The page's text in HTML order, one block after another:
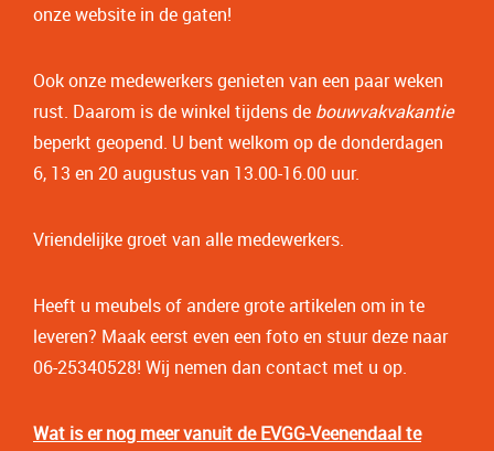
onze website in de gaten!
Ook onze medewerkers genieten van een paar weken
rust. Daarom is de winkel tijdens de bouwvakvakantie
beperkt geopend. U bent welkom op de donderdagen
6, 13 en 20 augustus van 13.00-16.00 uur.
Vriendelijke groet van alle medewerkers.
Heeft u meubels of andere grote artikelen om in te
leveren? Maak eerst even een foto en stuur deze naar
06-25340528! Wij nemen dan contact met u op.
Wat is er nog meer vanuit de EVGG-Veenendaal te